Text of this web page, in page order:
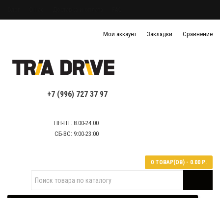
Мой аккаунт Закладки Сравнение
+7 (996) 727 37 97
ПН-ПТ: 8:00-24:00
СБ-ВС: 9:00-23:00
0 ТОВАР(ОВ) - 0.00 Р.